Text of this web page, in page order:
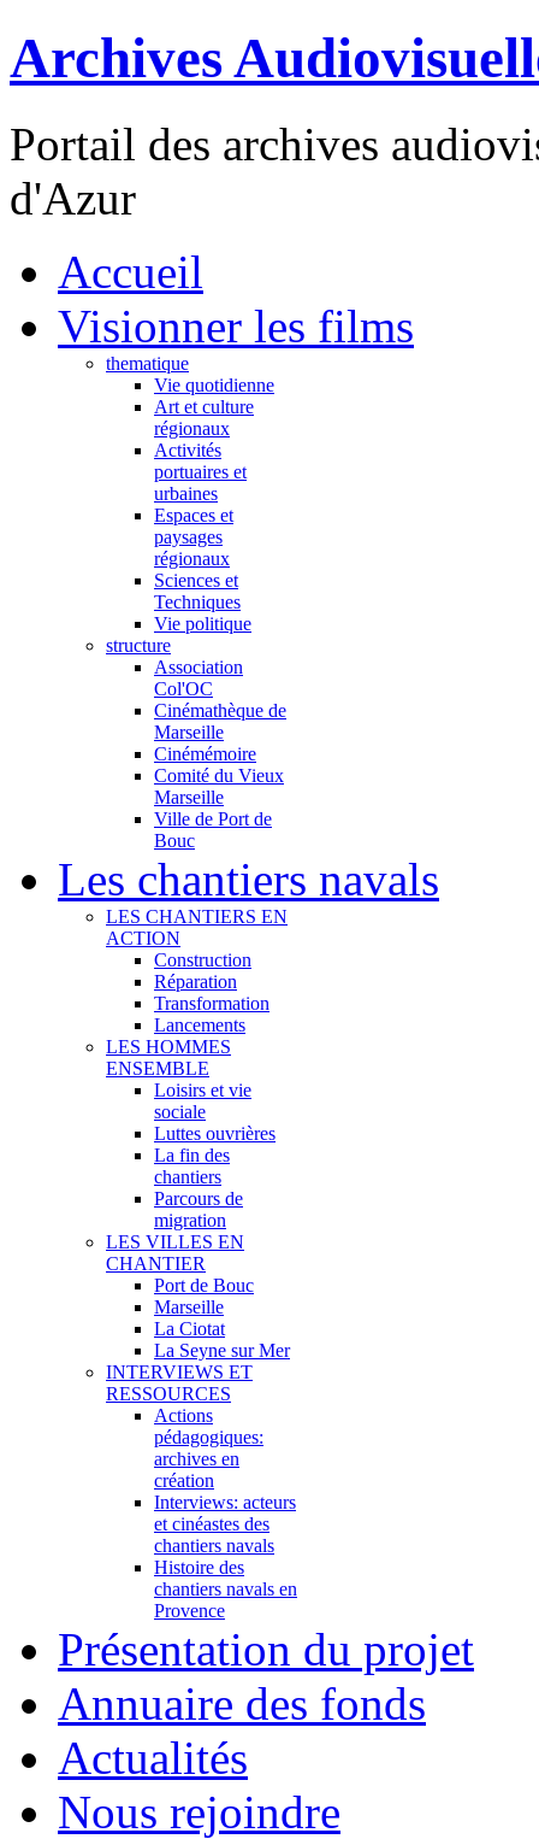
Archives
Portail des archives
d'Azur
Accueil
Visionner les films
thematique
Vie quotidienne
Art et culture
régionaux
Activités
portuaires et
urbaines
Espaces et
paysages
régionaux
Sciences et
Techniques
Vie politique
structure
Association
Col'OC
Cinémathèque de
Marseille
Cinémémoire
Comité du Vieux
Marseille
Ville de Port de
Bouc
Les chantiers navals
LES CHANTIERS EN
ACTION
Construction
Réparation
Transformation
Lancements
LES HOMMES
ENSEMBLE
Loisirs et vie
sociale
Luttes ouvrières
La fin des
chantiers
Parcours de
migration
LES VILLES EN
CHANTIER
Port de Bouc
Marseille
La Ciotat
La Seyne sur Mer
INTERVIEWS ET
RESSOURCES
Actions
pédagogiques:
archives en
création
Interviews: acteurs
et cinéastes des
chantiers navals
Histoire des
chantiers navals en
Provence
Présentation du projet
Annuaire des fonds
Actualités
Nous rejoindre